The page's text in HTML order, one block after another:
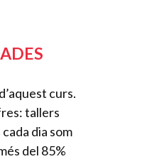
curs.
tallers
dia som
del 85%